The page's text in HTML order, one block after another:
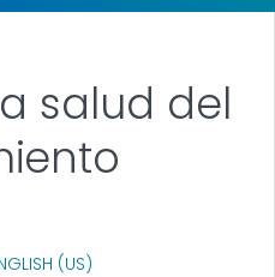
salud del
LINK FOR DETAILS.
(US)